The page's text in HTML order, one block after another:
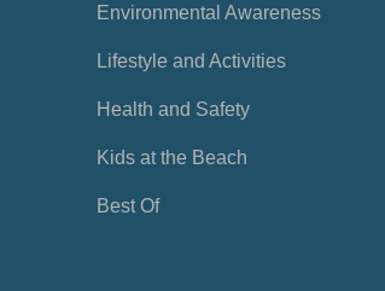
Environmental Awareness
Lifestyle and Activities
Health and Safety
Kids at the Beach
Best Of